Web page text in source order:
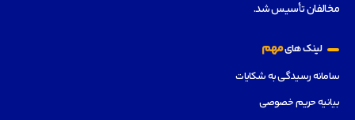
مخالفان تأسیس شد.
لینک هایمهم
سامانه رسیدگی به شکایات
بیانیه حریم خصوصی